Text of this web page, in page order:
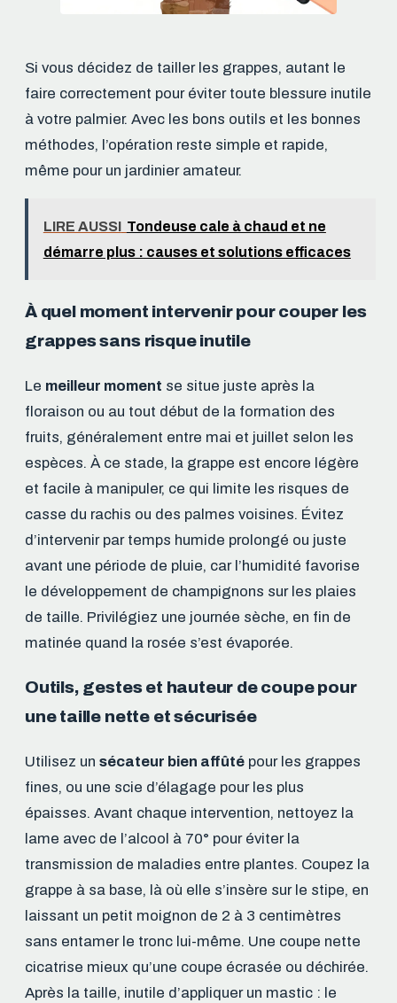
Si vous décidez de tailler les grappes, autant le
faire correctement pour éviter toute blessure inutile
à votre palmier. Avec les bons outils et les bonnes
méthodes, l’opération reste simple et rapide,
même pour un jardinier amateur.
LIRE AUSSI Tondeuse cale à chaud et ne
démarre plus : causes et solutions efficaces
À quel moment intervenir pour couper les
grappes sans risque inutile
Le meilleur moment se situe juste après la
floraison ou au tout début de la formation des
fruits, généralement entre mai et juillet selon les
espèces. À ce stade, la grappe est encore légère
et facile à manipuler, ce qui limite les risques de
casse du rachis ou des palmes voisines. Évitez
d’intervenir par temps humide prolongé ou juste
avant une période de pluie, car l’humidité favorise
le développement de champignons sur les plaies
de taille. Privilégiez une journée sèche, en fin de
matinée quand la rosée s’est évaporée.
Outils, gestes et hauteur de coupe pour
une taille nette et sécurisée
Utilisez un sécateur bien affûté pour les grappes
fines, ou une scie d’élagage pour les plus
épaisses. Avant chaque intervention, nettoyez la
lame avec de l’alcool à 70° pour éviter la
transmission de maladies entre plantes. Coupez la
grappe à sa base, là où elle s’insère sur le stipe, en
laissant un petit moignon de 2 à 3 centimètres
sans entamer le tronc lui-même. Une coupe nette
cicatrise mieux qu’une coupe écrasée ou déchirée.
Après la taille, inutile d’appliquer un mastic : le